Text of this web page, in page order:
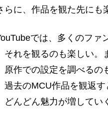
に、作品を観た先にも
では、多くのフ
それを観るのも楽しい。
原作での設定を調べるの
過去のMCU作品を観返
どんどん魅力が増してい